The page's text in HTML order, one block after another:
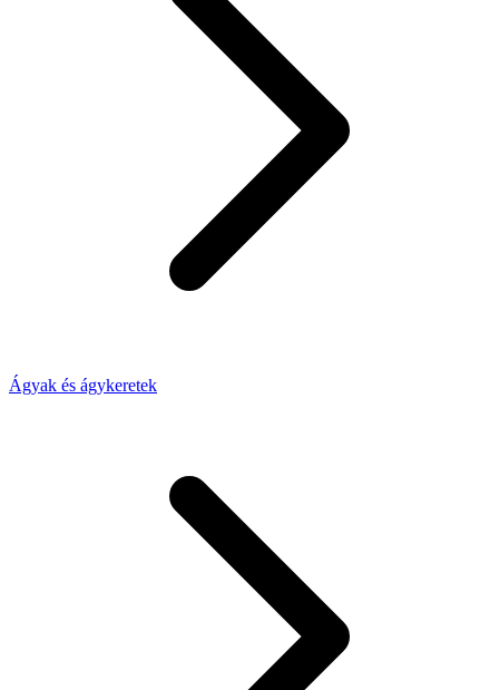
Ágyak és ágykeretek